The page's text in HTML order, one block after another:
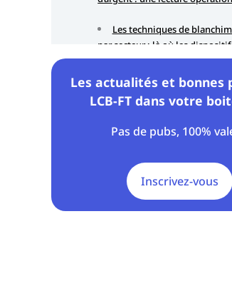
Les techniques de
par secteur : là où les
décrochent
Comment détecter ces
dans la pratique
L’apport des RegTech et de
Pourquoi le blanchiment
FAQ – Blanchiment d’argent
Les actualités et bonnes
LCB-FT dans votre
Pas de pubs, 100%
Inscrivez-vous